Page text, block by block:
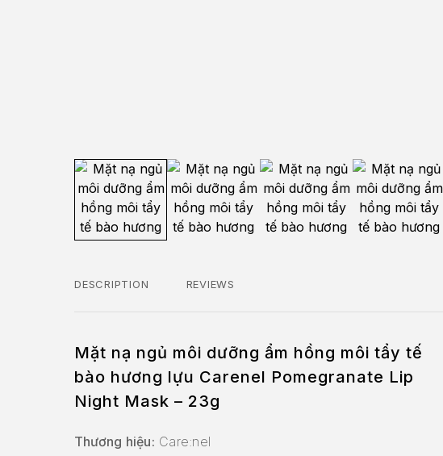
DESCRIPTION REVIEWS
Mặt nạ ngủ môi dưỡng ẩm hồng môi tẩy tế
bào hương lựu Carenel Pomegranate Lip
Night Mask – 23g
Thương hiệu: Care:nel